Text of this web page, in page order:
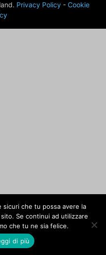
Privacy Policy- Cookie
sicuri che tu possa avere la
Se continui ad utilizzare
che tu ne sia felice.
di più